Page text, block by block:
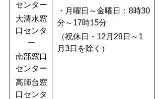
センター
大清水窓
口センタ
ー
南部窓口
センター
高師台窓
口センタ
・月曜日～金曜日：8時30
分～17時15分
（祝休日・12月29日～1
月3日を除く）